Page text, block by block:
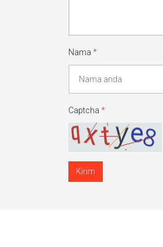
Nama *
Captcha *
Kirim